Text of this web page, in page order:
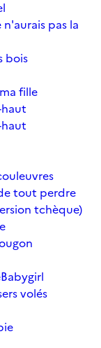
pas la
bois
fille
tout perdre
tchèque)
Babygirl
volés